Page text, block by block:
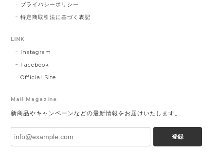
プライバシーポリシー
特定商取引法に基づく表記
LINK
Instagram
Facebook
Official Site
Mail Magazine
新商品やキャンペーンなどの最新情報をお届けいたします。
登録